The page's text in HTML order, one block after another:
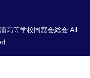
高等学校同窓会総会 All